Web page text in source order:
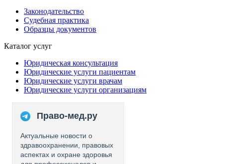
Законодательство
Судебная практика
Образцы документов
Каталог услуг
Юридическая консультация
Юридические услуги пациентам
Юридические услуги врачам
Юридические услуги организациям
Право-мед.ру
Актуальные новости о
здравоохранении, правовых
аспектах и охране здоровья